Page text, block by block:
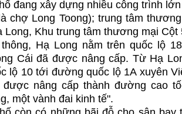
đang xây dựng nhiều công trình
chợ Long Toong); trung tâm
Long, Khu trung tâm thương mại Cột
Hạ Long nằm trên quốc lộ
Cái đã được nâng cấp. Từ Hạ
lộ 10 tới đường quốc lộ 1A xuyên
được nâng cấp thành đường cao
một vành đai kinh tế".